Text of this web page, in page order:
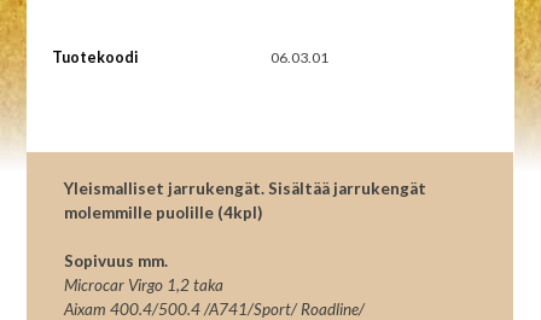
Tuotekoodi 06.03.01
Yleismalliset jarrukengät. Sisältää jarrukengät
molemmille puolille (4kpl)
Sopivuus mm.
Microcar Virgo 1,2 taka
Aixam 400.4/500.4 /A741/Sport/ Roadline/